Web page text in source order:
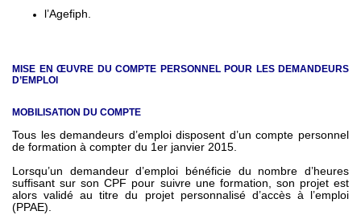
l’Agefiph.
MISE EN ŒUVRE DU COMPTE PERSONNEL POUR LES DEMANDEURS
D’EMPLOI
MOBILISATION DU COMPTE
Tous les demandeurs d’emploi disposent d’un compte personnel
de formation à compter du 1er janvier 2015.
Lorsqu’un demandeur d’emploi bénéficie du nombre d’heures
suffisant sur son CPF pour suivre une formation, son projet est
alors validé au titre du projet personnalisé d’accès à l’emploi
(PPAE).